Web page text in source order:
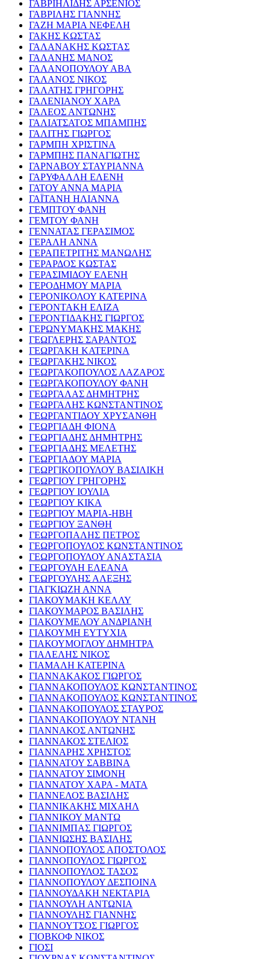
ΓΑΒΡΙΗΛΙΔΗΣ ΑΡΣΕΝΙΟΣ
ΓΑΒΡΙΛΗΣ ΓΙΑΝΝΗΣ
ΓΑΖΗ ΜΑΡΙΑ ΝΕΦΕΛΗ
ΓΑΚΗΣ ΚΩΣΤΑΣ
ΓΑΛΑΝΑΚΗΣ ΚΩΣΤΑΣ
ΓΑΛΑΝΗΣ ΜΑΝΟΣ
ΓΑΛΑΝΟΠΟΥΛΟΥ ΑΒΑ
ΓΑΛΑΝΟΣ ΝΙΚΟΣ
ΓΑΛΑΤΗΣ ΓΡΗΓΟΡΗΣ
ΓΑΛΕΝΙΑΝΟΥ ΧΑΡΑ
ΓΑΛΕΟΣ ΑΝΤΩΝΗΣ
ΓΑΛΙΑΤΣΑΤΟΣ ΜΠΑΜΠΗΣ
ΓΑΛΙΤΗΣ ΓΙΩΡΓΟΣ
ΓΑΡΜΠΗ ΧΡΙΣΤΙΝΑ
ΓΑΡΜΠΗΣ ΠΑΝΑΓΙΩΤΗΣ
ΓΑΡΝΑΒΟΥ ΣΤΑΥΡΙΑΝΝΑ
ΓΑΡΥΦΑΛΛΗ ΕΛΕΝΗ
ΓΑΤΟΥ ΑΝΝΑ ΜΑΡΙΑ
ΓΑΪΤΑΝΗ ΗΛΙΑΝΝΑ
ΓΕΜΠΤΟΥ ΦΑΝΗ
ΓΕΜΤΟΥ ΦΑΝΗ
ΓΕΝΝΑΤΑΣ ΓΕΡΑΣΙΜΟΣ
ΓΕΡΑΛΗ ΑΝΝΑ
ΓΕΡΑΠΕΤΡΙΤΗΣ ΜΑΝΩΛΗΣ
ΓΕΡΑΡΔΟΣ ΚΩΣΤΑΣ
ΓΕΡΑΣΙΜΙΔΟΥ ΕΛΕΝΗ
ΓΕΡΟΔΗΜΟΥ ΜΑΡΙΑ
ΓΕΡΟΝΙΚΟΛΟΥ ΚΑΤΕΡΙΝΑ
ΓΕΡΟΝΤΑΚΗ ΕΛΙΖΑ
ΓΕΡΟΝΤΙΔΑΚΗΣ ΓΙΩΡΓΟΣ
ΓΕΡΩΝΥΜΑΚΗΣ ΜΑΚΗΣ
ΓΕΩΓΛΕΡΗΣ ΣΑΡΑΝΤΟΣ
ΓΕΩΡΓΑΚΗ ΚΑΤΕΡΙΝΑ
ΓΕΩΡΓΑΚΗΣ ΝΙΚΟΣ
ΓΕΩΡΓΑΚΟΠΟΥΛΟΣ ΛΑΖΑΡΟΣ
ΓΕΩΡΓΑΚΟΠΟΥΛΟΥ ΦΑΝΗ
ΓΕΩΡΓΑΛΑΣ ΔΗΜΗΤΡΗΣ
ΓΕΩΡΓΑΛΗΣ ΚΩΝΣΤΑΝΤΙΝΟΣ
ΓΕΩΡΓΑΝΤΙΔΟΥ ΧΡΥΣΑΝΘΗ
ΓΕΩΡΓΙΑΔΗ ΦΙΟΝΑ
ΓΕΩΡΓΙΑΔΗΣ ΔΗΜΗΤΡΗΣ
ΓΕΩΡΓΙΑΔΗΣ ΜΕΛΕΤΗΣ
ΓΕΩΡΓΙΑΔΟΥ ΜΑΡΙΑ
ΓΕΩΡΓΙΚΟΠΟΥΛΟΥ ΒΑΣΙΛΙΚΗ
ΓΕΩΡΓΙΟΥ ΓΡΗΓΟΡΗΣ
ΓΕΩΡΓΙΟΥ ΙΟΥΛΙΑ
ΓΕΩΡΓΙΟΥ ΚΙΚΑ
ΓΕΩΡΓΙΟΥ ΜΑΡΙΑ-ΗΒΗ
ΓΕΩΡΓΙΟΥ ΞΑΝΘΗ
ΓΕΩΡΓΟΠΑΛΗΣ ΠΕΤΡΟΣ
ΓΕΩΡΓΟΠΟΥΛΟΣ ΚΩΝΣΤΑΝΤΙΝΟΣ
ΓΕΩΡΓΟΠΟΥΛΟΥ ΑΝΑΣΤΑΣΙΑ
ΓΕΩΡΓΟΥΛΗ ΕΛΕΑΝΑ
ΓΕΩΡΓΟΥΛΗΣ ΑΛΕΞΗΣ
ΓΙΑΓΚΙΩΖΗ ΑΝΝΑ
ΓΙΑΚΟΥΜΑΚΗ ΚΕΛΛΥ
ΓΙΑΚΟΥΜΑΡΟΣ ΒΑΣΙΛΗΣ
ΓΙΑΚΟΥΜΕΛΟΥ ΑΝΔΡΙΑΝΗ
ΓΙΑΚΟΥΜΗ ΕΥΤΥΧΙΑ
ΓΙΑΚΟΥΜΟΓΛΟΥ ΔΗΜΗΤΡΑ
ΓΙΑΛΕΛΗΣ ΝΙΚΟΣ
ΓΙΑΜΑΛΗ ΚΑΤΕΡΙΝΑ
ΓΙΑΝΝΑΚΑΚΟΣ ΓΙΩΡΓΟΣ
ΓΙΑΝΝΑΚΟΠΟΥΛΟΣ ΚΩΝΣΤΑΝΤΙΝΟΣ
ΓΙΑΝΝΑΚΟΠΟΥΛΟΣ ΚΩΝΣΤΑΝΤΙΝΟΣ
ΓΙΑΝΝΑΚΟΠΟΥΛΟΣ ΣΤΑΥΡΟΣ
ΓΙΑΝΝΑΚΟΠΟΥΛΟΥ ΝΤΑΝΗ
ΓΙΑΝΝΑΚΟΣ ΑΝΤΩΝΗΣ
ΓΙΑΝΝΑΚΟΣ ΣΤΕΛΙΟΣ
ΓΙΑΝΝΑΡΗΣ ΧΡΗΣΤΟΣ
ΓΙΑΝΝΑΤΟΥ ΣΑΒΒΙΝΑ
ΓΙΑΝΝΑΤΟΥ ΣΙΜΟΝΗ
ΓΙΑΝΝΑΤΟΥ ΧΑΡΑ - ΜΑΤΑ
ΓΙΑΝΝΕΛΟΣ ΒΑΣΙΛΗΣ
ΓΙΑΝΝΙΚΑΚΗΣ ΜΙΧΑΗΛ
ΓΙΑΝΝΙΚΟΥ ΜΑΝΤΩ
ΓΙΑΝΝΙΜΠΑΣ ΓΙΩΡΓΟΣ
ΓΙΑΝΝΙΩΣΗΣ ΒΑΣΙΛΗΣ
ΓΙΑΝΝΟΠΟΥΛΟΣ ΑΠΟΣΤΟΛΟΣ
ΓΙΑΝΝΟΠΟΥΛΟΣ ΓΙΩΡΓΟΣ
ΓΙΑΝΝΟΠΟΥΛΟΣ ΤΑΣΟΣ
ΓΙΑΝΝΟΠΟΥΛΟΥ ΔΕΣΠΟΙΝΑ
ΓΙΑΝΝΟΥΔΑΚΗ ΝΕΚΤΑΡΙΑ
ΓΙΑΝΝΟΥΛΗ ΑΝΤΩΝΙΑ
ΓΙΑΝΝΟΥΛΗΣ ΓΙΑΝΝΗΣ
ΓΙΑΝΝΟΥΤΣΟΣ ΓΙΩΡΓΟΣ
ΓΙΟΒΚΟΦ ΝΙΚΟΣ
ΓΙΟΣΙ